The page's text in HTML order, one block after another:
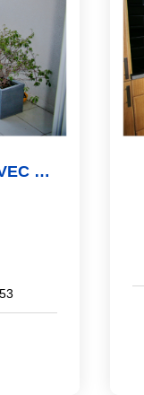
RÉSIDENCE 2009 T3 DE 61 M² AVEC BALCON + 2 PARKINGS
53